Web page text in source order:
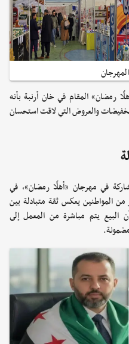
رمضان» المقام في خان أرنبة بأنه
والعروض التي لاقت استحسان
في مهرجان «أهلًا رمضان»، في
من المواطنين يعكس ثقة متبادلة بين
البيع يتم مباشرة من المعمل إلى